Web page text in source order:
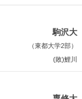
駒沢大
（東都大学2部）
(敗)鯉川